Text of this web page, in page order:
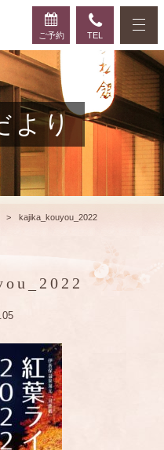
ご予約 TEL
より
kajika_kouyou_2022